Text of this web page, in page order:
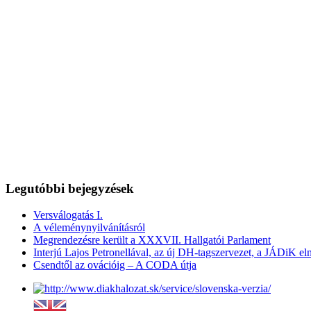
Legutóbbi bejegyzések
Versválogatás I.
A véleménynyilvánításról
Megrendezésre került a XXXVII. Hallgatói Parlament
Interjú Lajos Petronellával, az új DH-tagszervezet, a JÁDiK
Csendtől az ovációig – A CODA útja